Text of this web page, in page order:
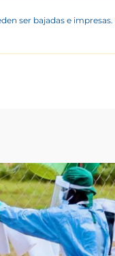
ser bajadas e